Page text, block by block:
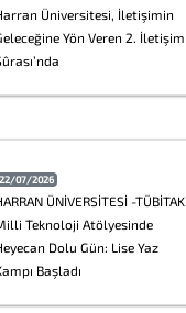
Üniversitesi, İletişimin
Yön Veren 2. İletişim
22/07/2026
ÜNİVERSİTESİ -TÜBİTAK
Teknoloji Atölyesinde
Dolu Gün: Lise Yaz
Başladı